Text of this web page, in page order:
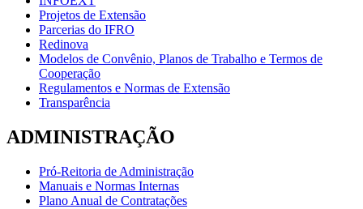
Projetos de Extensão
Parcerias do IFRO
Redinova
Modelos de Convênio, Planos de Trabalho e Termos de
Cooperação
Regulamentos e Normas de Extensão
Transparência
ADMINISTRAÇÃO
Pró-Reitoria de Administração
Manuais e Normas Internas
Plano Anual de Contratações